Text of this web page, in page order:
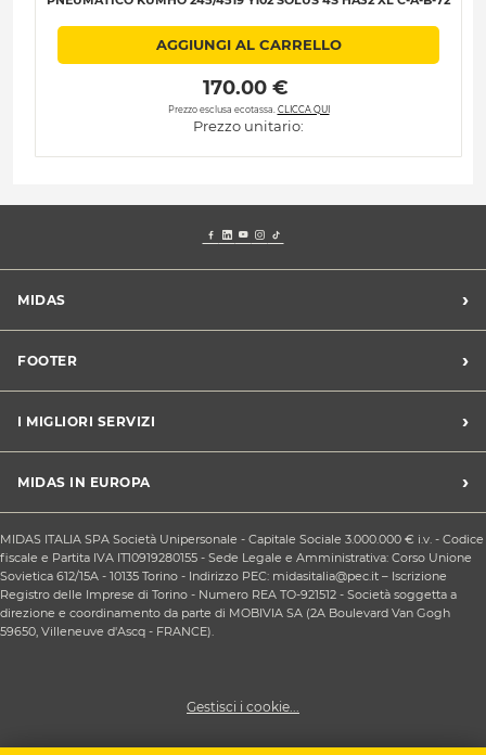
AGGIUNGI AL CARRELLO
170.00 €
Prezzo esclusa ecotassa. CLICCA QUI
Prezzo unitario:
MIDAS ›
Blog dell'automobilista
Lavora con noi
Chi siamo
FOOTER ›
Apri un centro in franchising
CONDIZIONI PROMOZIONI
Sconti Convenzioni
Privacy policy
Condizioni Generali di Vendita
Contattaci
Responsabilità sociale d'impresa
Cookie Policy
I MIGLIORI SERVIZI ›
Revisione
Cambio gomme stagionale
Cinghia di distribuzione
Ricarica clima
Sostituzione batteria
Sostituzione ammortizzatori
MIDAS IN EUROPA ›
Midas Spagna
Midas Belgio
Midas Portogallo
MIDAS ITALIA SPA Società Unipersonale - Capitale Sociale 3.000.000 € i.v. - Codice
fiscale e Partita IVA IT10919280155 - Sede Legale e Amministrativa: Corso Unione
Sovietica 612/15A - 10135 Torino - Indirizzo PEC: midasitalia@pec.it – Iscrizione
Registro delle Imprese di Torino - Numero REA TO-921512 - Società soggetta a
direzione e coordinamento da parte di MOBIVIA SA (2A Boulevard Van Gogh
59650, Villeneuve d'Ascq - FRANCE).
Gestisci i cookie...